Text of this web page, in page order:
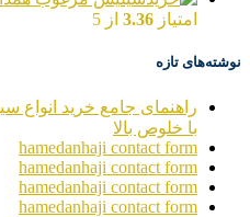
امتیاز 3.36 از 5
نوشته‌های تازه
راهنمای جامع خرید انواع
با خلوص بالا
hamedanhaji contact form
hamedanhaji contact form
hamedanhaji contact form
hamedanhaji contact form